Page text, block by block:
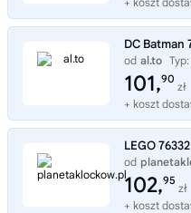
DC Batman
od al.to Typ:
101,90
zł
+ koszt
od
Typ: Sklep
102,95
zł
+ koszt